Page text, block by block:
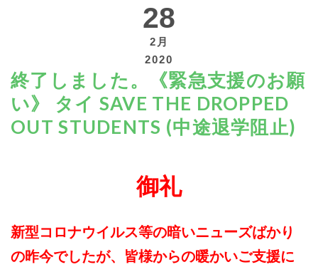
寄付する
28
2月
2020
終了しました。《緊急支援のお願
い》 タイ SAVE THE DROPPED
OUT STUDENTS (中途退学阻止)
御礼
新型コロナウイルス等の暗いニューズばかり
の昨今でしたが、皆様からの暖かいご支援に